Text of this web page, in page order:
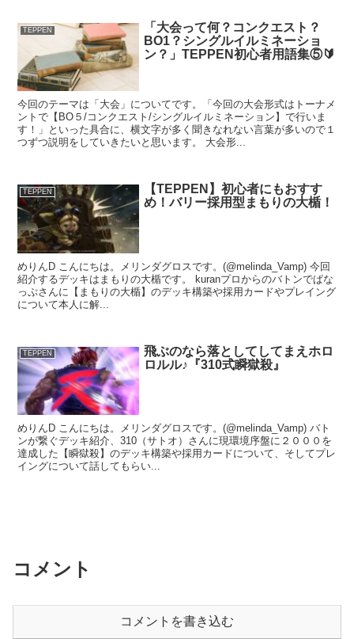
TEPPEN
「大会って何？コンクエスト？
BO1？シングルイルミネーショ
ン？」TEPPEN初心者用語集⑤🔰
今回のテーマは「大会」についてです。「今回の大会形式はトーナメ
ントで【BO５/コンクエスト/シングルイルミネーション】で行いま
す！」といった具合に、横文字が多く聞きなれない言葉が多いので１
つずつ説明をしていきたいと思います。 大会形...
TEPPEN
【TEPPEN】初心者にもおすす
め！バリー採用型まもりの大楯！
めりんD こんにちは。メリンダグロスです。(@melinda_Vamp) 今回
紹介するデッキはまもりの大楯です。 kuranプロからのバトンでぱな
っぷさんに【まもりの大楯】のデッキ構築や採用カードやプレイング
について本人に解...
TEPPEN
飛ぶのなら落としてしてまえホロ
ロルル♪『310式瞬獄殺』
めりんD こんにちは。メリンダグロスです。(@melinda_Vamp) バト
ンが繋ぐデッキ紹介、310（サトオ）さんに現環境序盤に２０００を
達成した【瞬獄殺】のデッキ構築や採用カードについて、そしてプレ
イングについて話してもらい...
コメント
コメントを書き込む